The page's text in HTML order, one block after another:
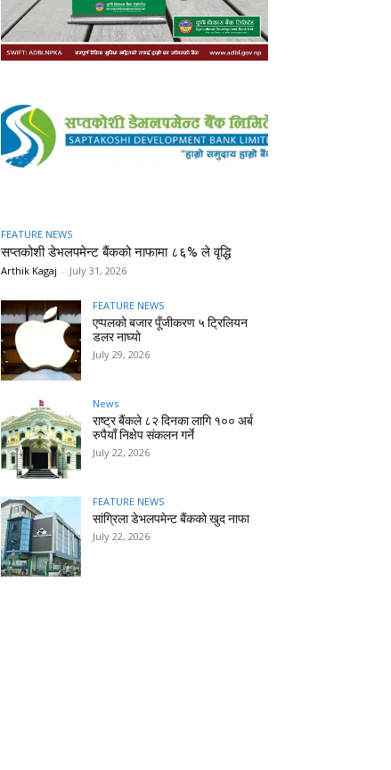
FEATURE NEWS
सप्तकोशी डेभलपमेन्ट बैंकको नाफामा ८६% ले वृद्धि
Arthik Kagaj - July 31, 2026
FEATURE NEWS
एप्पलको बजार पूँजीकरण ५ ट्रिलियन
डलर नाघ्यो
July 29, 2026
News
राष्ट्र बैंकले ८२ दिनका लागि १०० अर्ब
रुपैयाँ निक्षेप संकलन गर्ने
July 22, 2026
FEATURE NEWS
सांग्रिला डेभलपमेन्ट बैंकको खुद नाफा
July 22, 2026